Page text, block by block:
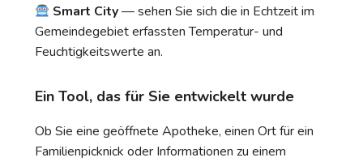
Smart City— sehen Sie sich die in Echtzeit im
Gemeindegebiet erfassten Temperatur- und
Feuchtigkeitswerte an.
Ein Tool, das für Sie entwickelt wurde
Ob Sie eine geöffnete Apotheke, einen Ort für ein
Familienpicknick oder Informationen zu einem